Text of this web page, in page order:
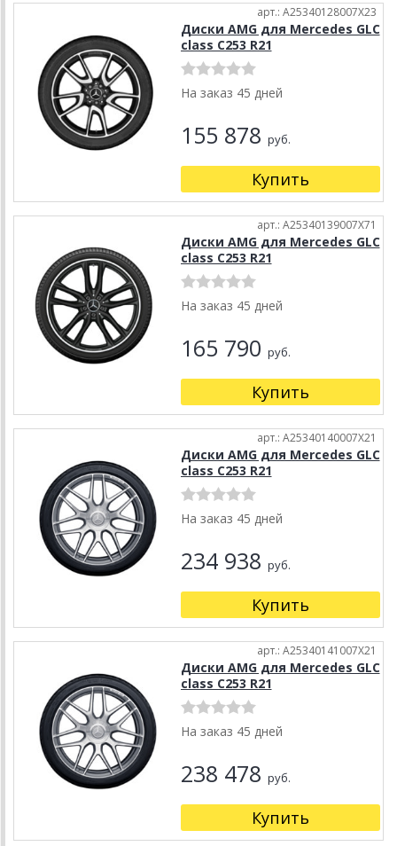
арт.: A25340128007X23
Диски AMG для Mercedes GLC
class C253 R21
На заказ 45 дней
155 878 руб.
Купить
арт.: A25340139007X71
Диски AMG для Mercedes GLC
class C253 R21
На заказ 45 дней
165 790 руб.
Купить
арт.: A25340140007X21
Диски AMG для Mercedes GLC
class C253 R21
На заказ 45 дней
234 938 руб.
Купить
арт.: A25340141007X21
Диски AMG для Mercedes GLC
class C253 R21
На заказ 45 дней
238 478 руб.
Купить